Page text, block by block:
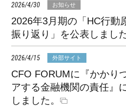
2026/4/30 お知らせ
2026年3月期の「HC行動
振り返り」を公表しました
2026/4/15 外部サイト
CFO FORUMに『かかり
アする金融機関の責任』
しました。